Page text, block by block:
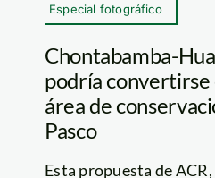
Especial fotográfico
Chontabamba-
podría
área de
Pasco
Esta propuesta de